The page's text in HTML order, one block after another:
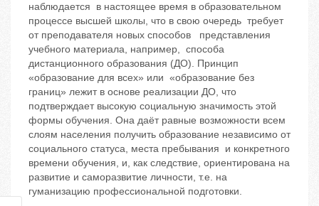
наблюдается в настоящее время в образовательном
процессе высшей школы, что в свою очередь требует
от преподавателя новых способов представления
учебного материала, например, способа
дистанционного образования (ДО). Принцип
«образование для всех» или «образование без
границ» лежит в основе реализации ДО, что
подтверждает высокую социальную значимость этой
формы обучения. Она даёт равные возможности всем
слоям населения получить образование независимо от
социального статуса, места пребывания и конкретного
времени обучения, и, как следствие, ориентирована на
развитие и саморазвитие личности, т.е. на
гуманизацию профессиональной подготовки.